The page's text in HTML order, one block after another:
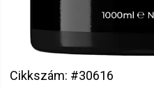
Cikkszám: #30616